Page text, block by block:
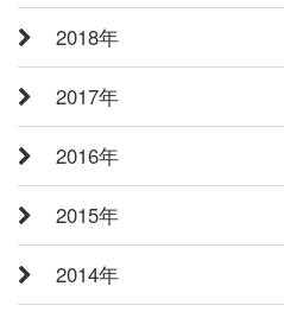
2018年
2017年
2016年
2015年
2014年